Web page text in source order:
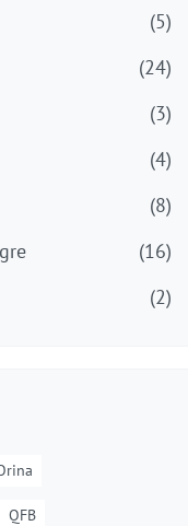
(5)
(24)
(3)
(4)
(8)
(16)
(2)
QFB